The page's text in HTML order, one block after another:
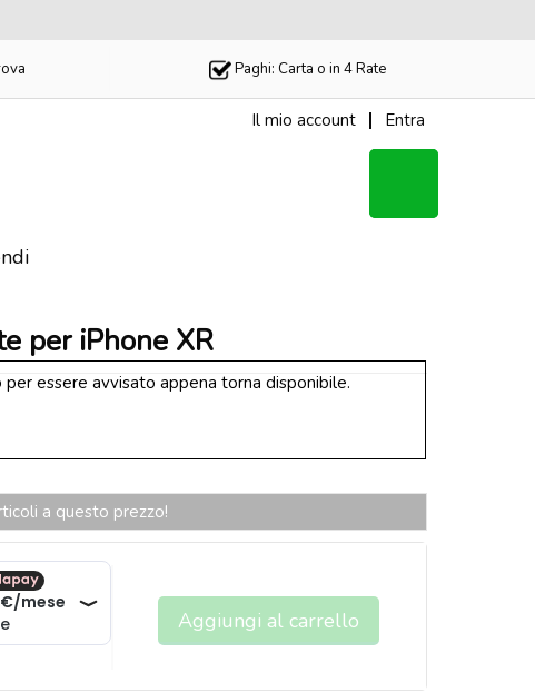
Paghi: Carta o in 4 Rate
Il mio account Entra
per iPhone XR
essere avvisato appena torna disponibile.
a questo prezzo!
Aggiungi al carrello